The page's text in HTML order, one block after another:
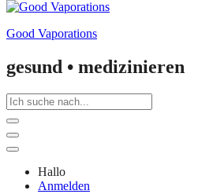
Good Vaporations
gesund • medizinieren
Hallo
Anmelden